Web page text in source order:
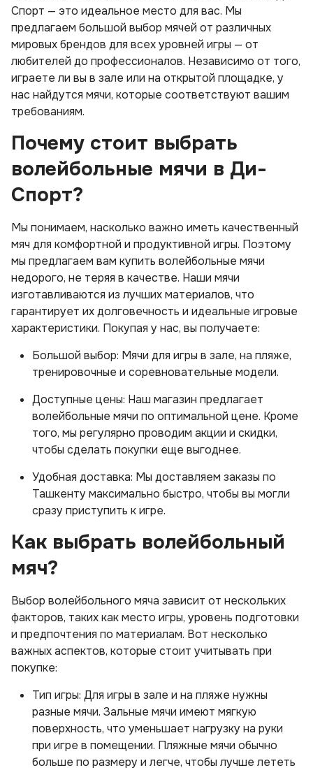
Спорт — это идеальное место для вас. Мы
предлагаем большой выбор мячей от различных
мировых брендов для всех уровней игры — от
любителей до профессионалов. Независимо от того,
играете ли вы в зале или на открытой площадке, у
нас найдутся мячи, которые соответствуют вашим
требованиям.
Почему стоит выбрать
волейбольные мячи в Ди-
Спорт?
Мы понимаем, насколько важно иметь качественный
мяч для комфортной и продуктивной игры. Поэтому
мы предлагаем вам купить волейбольные мячи
недорого, не теряя в качестве. Наши мячи
изготавливаются из лучших материалов, что
гарантирует их долговечность и идеальные игровые
характеристики. Покупая у нас, вы получаете:
Большой выбор: Мячи для игры в зале, на пляже,
тренировочные и соревновательные модели.
Доступные цены: Наш магазин предлагает
волейбольные мячи по оптимальной цене. Кроме
того, мы регулярно проводим акции и скидки,
чтобы сделать покупки еще выгоднее.
Удобная доставка: Мы доставляем заказы по
Ташкенту максимально быстро, чтобы вы могли
сразу приступить к игре.
Как выбрать волейбольный
мяч?
Выбор волейбольного мяча зависит от нескольких
факторов, таких как место игры, уровень подготовки
и предпочтения по материалам. Вот несколько
важных аспектов, которые стоит учитывать при
покупке:
Тип игры: Для игры в зале и на пляже нужны
разные мячи. Зальные мячи имеют мягкую
поверхность, что уменьшает нагрузку на руки
при игре в помещении. Пляжные мячи обычно
больше по размеру и легче, чтобы лучше лететь